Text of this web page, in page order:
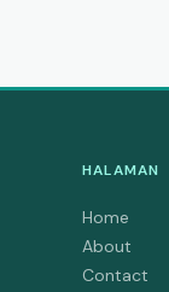
HALAMAN
Home
About
Contact